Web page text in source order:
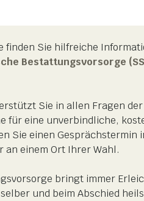
finden Sie hilfreiche
Bestattungsvorsorge
Sie in allen Fragen
für eine unverbindliche,
Sie einen Gesprächstermin
an einem Ort Ihrer Wahl.
bringt immer
und beim Abschied